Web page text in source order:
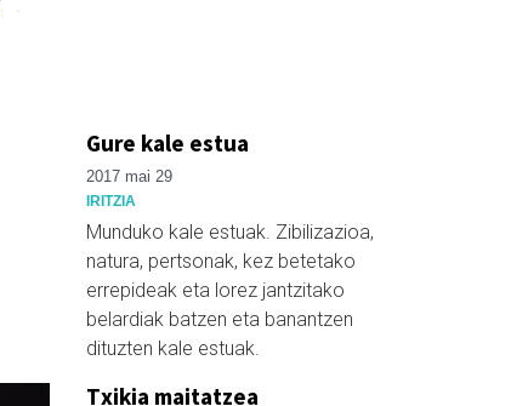
Gure kale estua
2017 mai 29
IRITZIA
Munduko kale estuak. Zibilizazioa,
natura, pertsonak, kez betetako
errepideak eta lorez jantzitako
belardiak batzen eta banantzen
dituzten kale estuak.
Txikia maitatzea